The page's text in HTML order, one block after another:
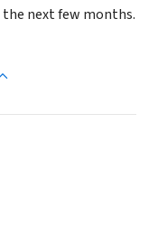
next few months.